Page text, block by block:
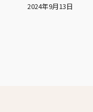
2024年9月13日